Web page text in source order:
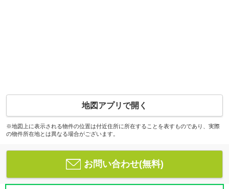
地図アプリで開く
※地図上に表示される物件の位置は付近住所に所在することを表すものであり、実際
の物件所在地とは異なる場合がございます。
お問い合わせ(無料)